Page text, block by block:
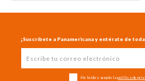
¡Suscríbete a Panamericana y entérate de
He leído y acepto la política de